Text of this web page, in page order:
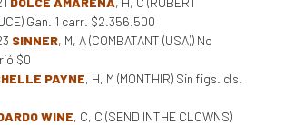
Gan. 1 carr. $2.356.500
SINNER, M, A (COMBATANT (USA)) No
$0
PAYNE, H, M (MONTHIR) Sin figs. cls.
WINE, C, C (SEND INTHE CLOWNS)